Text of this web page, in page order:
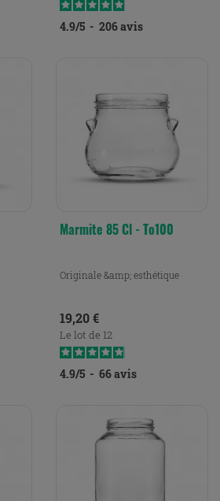
4.9/5 - 206avis
Marmite 85 Cl - To100
Originale &amp; esthétique
Prix
19,20 €
Le lot de 12
4.9/5 - 66avis